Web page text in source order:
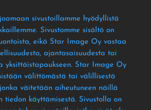
sivustoillamme hyödyllistä
. Sivustomme sisältö on
, eikä Star Image Oy vastaa
, ajantasaisuudesta tai
yksittäistapaukseen. Star Image Oy
välittömästä tai välillisestä
väitetään aiheutuneen näillä
tiedon käyttämisestä. Sivustolla on